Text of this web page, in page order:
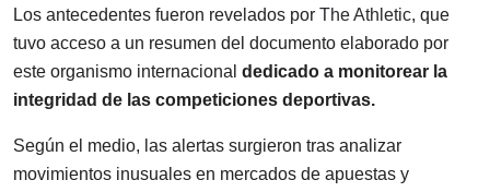
Los antecedentes fueron revelados por The Athletic, que
tuvo acceso a un resumen del documento elaborado por
este organismo internacional dedicado a monitorear la
integridad de las competiciones deportivas.
Según el medio, las alertas surgieron tras analizar
movimientos inusuales en mercados de apuestas y